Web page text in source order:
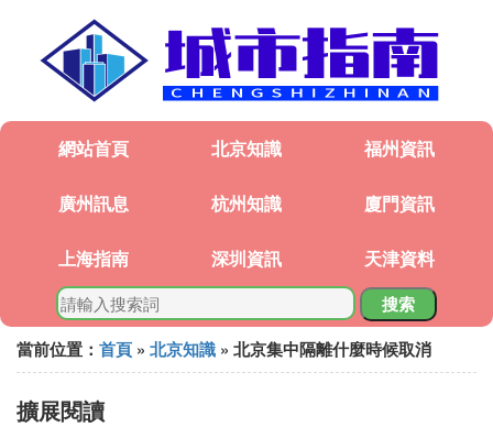
網站首頁 北京知識 福州資訊
廣州訊息 杭州知識 廈門資訊
上海指南 深圳資訊 天津資料
搜索
當前位置： 首頁 » 北京知識 » 北京集中隔離什麼時候取消
擴展閱讀